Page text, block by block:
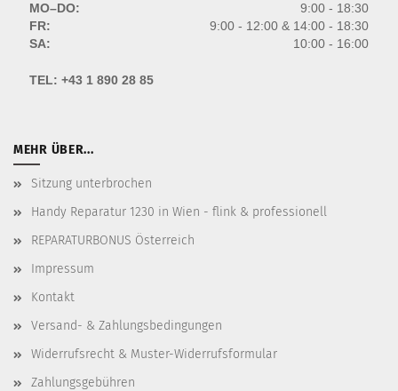
MO–DO:
9:00 - 18:30
FR:
9:00 - 12:00 & 14:00 - 18:30
SA:
10:00 - 16:00
TEL: +43 1 890 28 85
MEHR ÜBER...
Sitzung unterbrochen
Handy Reparatur 1230 in Wien - flink & professionell
REPARATURBONUS Österreich
Impressum
Kontakt
Versand- & Zahlungsbedingungen
Widerrufsrecht & Muster-Widerrufsformular
Zahlungsgebühren